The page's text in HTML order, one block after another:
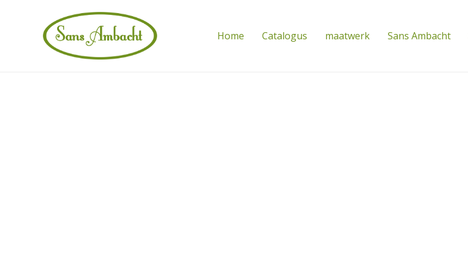
Home Catalogus maatwerk Sans Ambacht